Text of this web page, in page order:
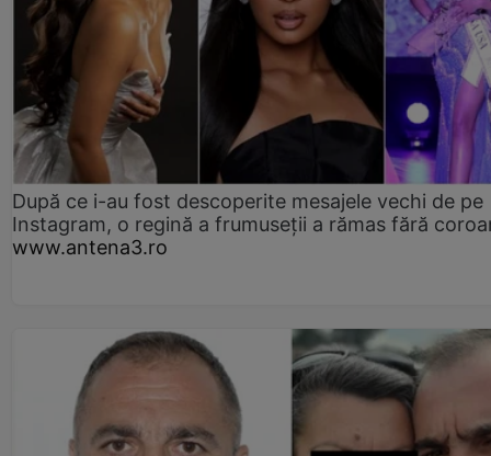
După ce i-au fost descoperite mesajele vechi de pe
Instagram, o regină a frumuseții a rămas fără
www.antena3.ro